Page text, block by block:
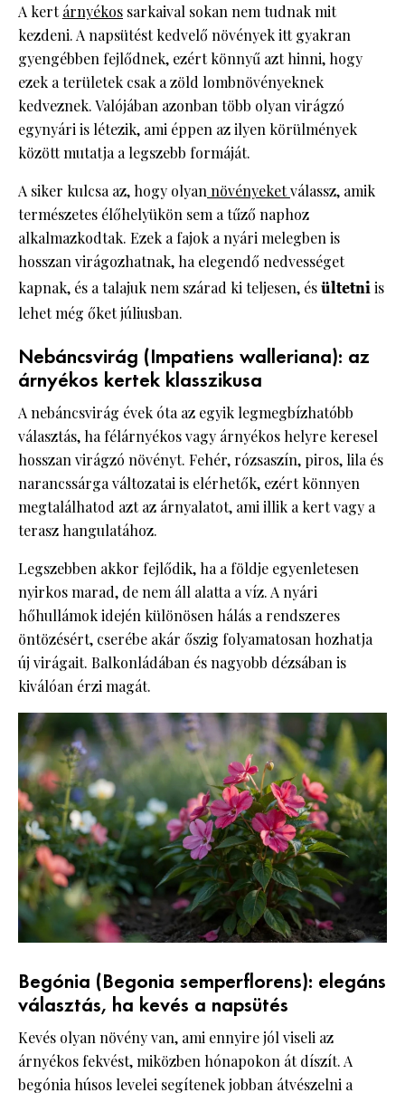
A kertárnyékos sarkaival sokan nem tudnak mit
kezdeni. A napsütést kedvelő növények itt gyakran
gyengébben fejlődnek, ezért könnyű azt hinni, hogy
ezek a területek csak a zöld lombnövényeknek
kedveznek. Valójában azonban több olyan virágzó
egynyári is létezik, ami éppen az ilyen körülmények
között mutatja a legszebb formáját.
A siker kulcsa az, hogy olyan növényeketválassz, amik
természetes élőhelyükön sem a tűző naphoz
alkalmazkodtak. Ezek a fajok a nyári melegben is
hosszan virágozhatnak, ha elegendő nedvességet
kapnak, és a talajuk nem szárad ki teljesen, ésültetni is
lehet még őket júliusban.
Nebáncsvirág (Impatiens walleriana): az
árnyékos kertek klasszikusa
A nebáncsvirág évek óta az egyik legmegbízhatóbb
választás, ha félárnyékos vagy árnyékos helyre keresel
hosszan virágzó növényt. Fehér, rózsaszín, piros, lila és
narancssárga változatai is elérhetők, ezért könnyen
megtalálhatod azt az árnyalatot, ami illik a kert vagy a
terasz hangulatához.
Legszebben akkor fejlődik, ha a földje egyenletesen
nyirkos marad, de nem áll alatta a víz. A nyári
hőhullámok idején különösen hálás a rendszeres
öntözésért, cserébe akár őszig folyamatosan hozhatja
új virágait. Balkonládában és nagyobb dézsában is
kiválóan érzi magát.
Begónia (Begonia semperflorens): elegáns
választás, ha kevés a napsütés
Kevés olyan növény van, ami ennyire jól viseli az
árnyékos fekvést, miközben hónapokon át díszít. A
begónia húsos levelei segítenek jobban átvészelni a